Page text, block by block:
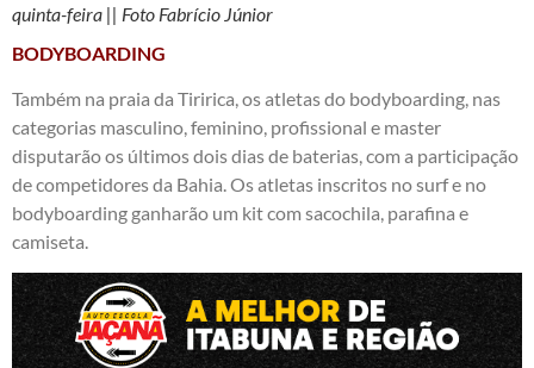
quinta-feira || Foto Fabrício Júnior
BODYBOARDING
Também na praia da Tiririca, os atletas do bodyboarding, nas
categorias masculino, feminino, profissional e master
disputarão os últimos dois dias de baterias, com a participação
de competidores da Bahia. Os atletas inscritos no surf e no
bodyboarding ganharão um kit com sacochila, parafina e
camiseta.